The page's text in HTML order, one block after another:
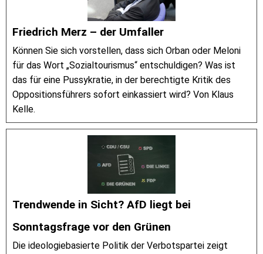
Friedrich Merz – der Umfaller
Können Sie sich vorstellen, dass sich Orban oder Meloni
für das Wort „Sozialtourismus“ entschuldigen? Was ist
das für eine Pussykratie, in der berechtigte Kritik des
Oppositionsführers sofort einkassiert wird? Von Klaus
Kelle.
Trendwende in Sicht? AfD liegt bei
Sonntagsfrage vor den Grünen
Die ideologiebasierte Politik der Verbotspartei zeigt